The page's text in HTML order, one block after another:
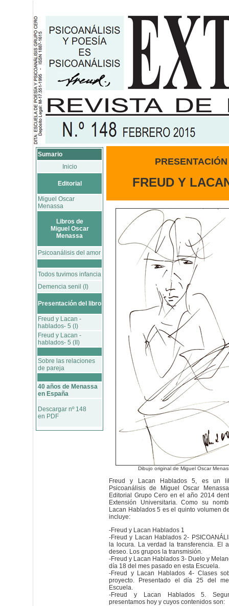
Sumario
Inicio
Editorial
Miguel Oscar
Menassa
Libros de
Miguel Oscar
Menassa
Psicoanálisis del amor
Todos tuvimos infancia
Demencia senil (I)
Presentación del libro
Freud y Lacan -
hablados- 5 (I)
Freud y Lacan -
hablados- 5 (II)
Sobre las relaciones
de pareja
40 años de Menassa
en España
Descargar nº 148
en PDF
FREUD Y
Dibujo original de Miguel Oscar
Freud y Lacan Hablados 5, es un
Psicoanálisis de Miguel Oscar
Editorial Grupo Cero en el año 2014
Extensión Universitaria. Como su
Lacan Hablados 5 es el quinto volumen
incluye:
-Freud y Lacan Hablados 1
-Freud y Lacan Hablados 2-
la locura. La verdad la transferencia. El
deseo. Los grupos la transmisión.
-Freud y Lacan Hablados 3- Duelo y
día 18 del mes pasado en esta Escuela.
-Freud y Lacan Hablados 4- Clases
proyecto. Presentado el día 25 del
Escuela.
-Freud y Lacan Hablados 5.
presentamos hoy y cuyos contenidos son: